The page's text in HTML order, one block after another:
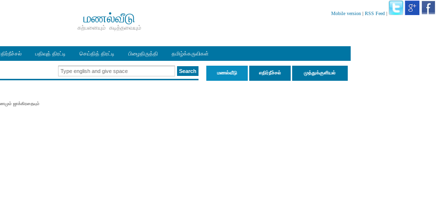
Mobile version | RSS Feed |
மணல்வீடு
கற்பனையும் கடித்தவையும்
பதிவுத் திரட்டி செய்தித் திரட்டி பிழைதிருத்தி தமிழ்க்கருவிகள்
ஜாக்கிரதையும்
மணல்வீடு எதிர்நீச்சல் முத்துக்குளியல்